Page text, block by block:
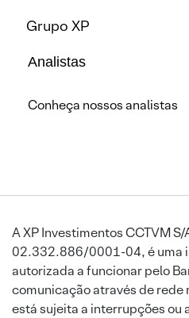
Grupo XP
Analistas
Conheça nossos analistas
A XP Investimentos CCTVM
02.332.886/0001-04, é uma
autorizada a funcionar pelo
comunicação através de
está sujeita a interrupções ou